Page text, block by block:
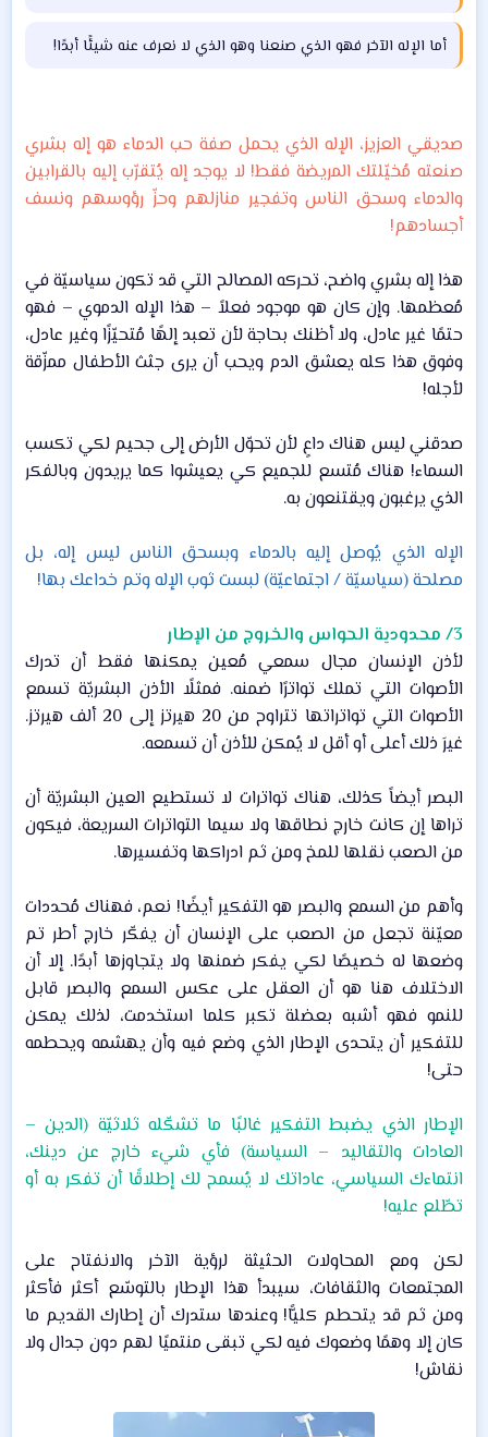
أما الإله الآخر فهو الذي صنعنا وهو الذي لا نعرف عنه شيئًا أبدًا!​
صديقي العزيز، الإله الذي يحمل صفة حب الدماء هو إله بشري
صنعته مُخيّلتك المريضة فقط! لا يوجد إله يُتقرّب إليه بالقرابين
والدماء وسحق الناس وتفجير منازلهم وحزّ رؤوسهم ونسف
أجسادهم!
هذا إله بشري واضح، تحركه المصالح التي قد تكون سياسيّة في
مُعظمها. وإن كان هو موجود فعلاً – هذا الإله الدموي – فهو
حتمًا غير عادل، ولا أظنك بحاجة لأن تعبد إلهًا مُتحيّزًا وغير عادل،
وفوق هذا كله يعشق الدم ويحب أن يرى جثث الأطفال ممزّقة
لأجله!​
صدقني ليس هناك داعٍ لأن تحوّل الأرض إلى جحيم لكي تكسب
السماء! هناك مُتسع للجميع كي يعيشوا كما يريدون وبالفكر
الذي يرغبون ويقتنعون به.​
الإله الذي يُوصل إليه بالدماء وبسحق الناس ليس إله، بل
مصلحة (سياسيّة / اجتماعيّة) لبست ثوب الإله وتم خداعك بها!
3/ محدودية الحواس والخروج من الإطار
لأذن الإنسان مجال سمعي مُعين يمكنها فقط أن تدرك
الأصوات التي تملك تواترًا ضمنه. فمثلًا الأذن البشريّة تسمع
الأصوات التي تواتراتها تتراوح من 20 هيرتز إلى 20 ألف هيرتز.
غيرَ ذلك أعلى أو أقل لا يُمكن للأذن أن تسمعه.​
البصر أيضاً كذلك، هناك تواترات لا تستطيع العين البشريّة أن
تراها إن كانت خارج نطاقها ولا سيما التواترات السريعة، فيكون
من الصعب نقلها للمخ ومن ثم ادراكها وتفسيرها.​
وأهم من السمع والبصر هو التفكير أيضًا! نعم، فهناك مُحددات
معيّنة تجعل من الصعب على الإنسان أن يفكّر خارج أطر تم
وضعها له خصيصًا لكي يفكر ضمنها ولا يتجاوزها أبدًا. إلا أن
الاختلاف هنا هو أن العقل على عكس السمع والبصر قابل
للنمو فهو أشبه بعضلة تكبر كلما استخدمت، لذلك يمكن
للتفكير أن يتحدى الإطار الذي وضع فيه وأن يهشمه ويحطمه
حتى!​
الإطار الذي يضبط التفكير غالبًا ما تشكّله ثلاثيّة (الدين –
العادات والتقاليد – السياسة) فأي شيء خارج عن دينك،
انتماءك السياسي، عاداتك لا يُسمح لك إطلاقًا أن تفكر به أو
تطّلع عليه!
لكن ومع المحاولات الحثيثة لرؤية الآخر والانفتاح على
المجتمعات والثقافات، سيبدأ هذا الإطار بالتوسّع أكثر فأكثر
ومن ثم قد يتحطم كليًّا! وعندها ستدرك أن إطارك القديم ما
كان إلا وهمًا وضعوك فيه لكي تبقى منتميًا لهم دون جدال ولا
نقاش!​